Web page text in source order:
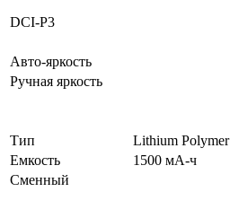
DCI-P3
Авто-яркость
Ручная яркость
Тип
Lithium Polymer
Емкость
1500 мА-ч
Сменный